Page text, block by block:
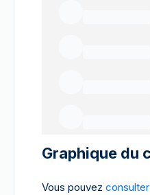
Graphique du
Vous pouvez